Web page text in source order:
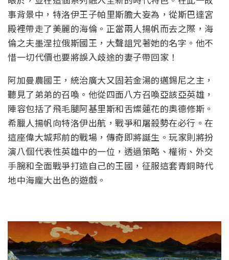
事背景中，特洛伊王子帕里斯膽大妄為，從斯巴達宮
殿裡帶走了美麗的海倫。正當兩人揚帆而去之際，海
倫之夫墨涅拉俄斯國王，大聲詛咒著她的名字。他不
惜一切代價也要將誤入歧途的妻子帶回家！
阿加曼農國王，統治廣大又固若金湯的邁錫尼之主，
聽見了弟弟的召喚。他從四面八方召喚亞該亞英雄，
陣容包括了飛毛腿阿基里斯和舌燦蓮花的奧德修斯。
希臘人揚帆向特洛伊出航，戰爭和屠殺勢在必行。在
這座偉大城邦前的戰場，傳奇即將誕生。玩家則將扮
演八個代表性英雄中的一位，透過策略、權術、外交
手腕和全面戰爭打造自己的王國，征服這套青銅時代
地中海龐大出色的遊戲。